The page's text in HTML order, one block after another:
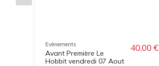
Evènements
Avant Première Le
Hobbit vendredi 07 Aout
40,00 €